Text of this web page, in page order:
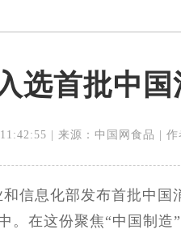
选首批中
| 来源：中国网食品 | 作
信息化部发布首批中国
。在这份聚焦“中国制造